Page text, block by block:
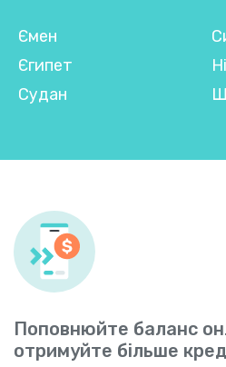
Ємен
Єгипет
Судан
Поповнюйте баланс
отримуйте більше